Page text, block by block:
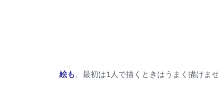
絵も 、最初は1人で描くときはうまく描けま